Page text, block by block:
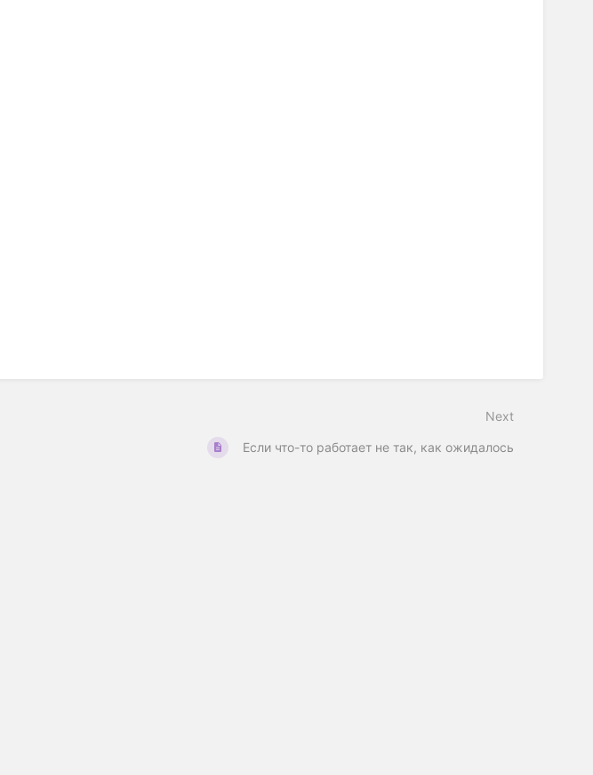
Next
Если что-то работает не так, как ожидалось